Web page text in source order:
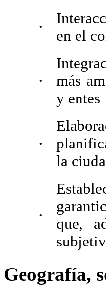
•
en el
•
más
y entes
•
la
•
que,
Geografía,